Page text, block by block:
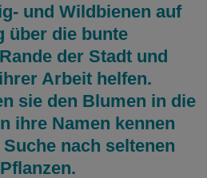
und Wildbienen auf
über die bunte
der Stadt und
Arbeit helfen.
sie den Blumen in die
ihre Namen kennen
nach seltenen